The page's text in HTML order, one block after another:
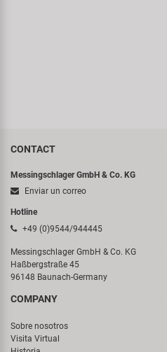
CONTACT
Messingschlager GmbH & Co. KG
Enviar un correo
Hotline
+49 (0)9544/944445
Messingschlager GmbH & Co. KG
Haßbergstraße 45
96148 Baunach-Germany
COMPANY
Sobre nosotros
Visita Virtual